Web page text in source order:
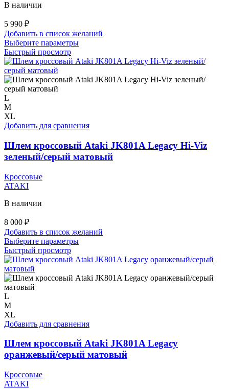
В наличии
5 990 ₽
Добавить в список желаний
Выберите параметрыЭтот
имеет
вариаций.
странице
Быстрый просмотр
L
M
XL
Добавить для сравнения
Шлем кроссовый Ataki JK801A Legacy Hi-Viz
зеленый/серый матовый
Кроссовые
ATAKI
В наличии
8 000 ₽
Добавить в список желаний
Выберите параметрыЭтот
имеет
вариаций.
странице
Быстрый просмотр
L
M
XL
Добавить для сравнения
Шлем кроссовый Ataki JK801A Legacy
оранжевый/серый матовый
Кроссовые
ATAKI